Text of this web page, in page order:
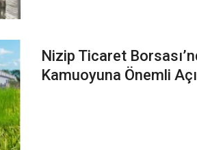
Nizip Ticaret
Kamuoyuna Önemli